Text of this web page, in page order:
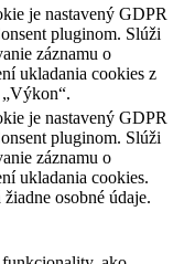
je nastavený GDPR
pluginom. Slúži
záznamu o
ukladania cookies z
je nastavený GDPR
pluginom. Slúži
záznamu o
ukladania cookies.
osobné údaje.